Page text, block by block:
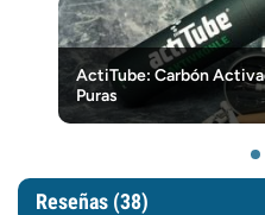
ActiTube: Carbón
Puras
Reseñas (38)